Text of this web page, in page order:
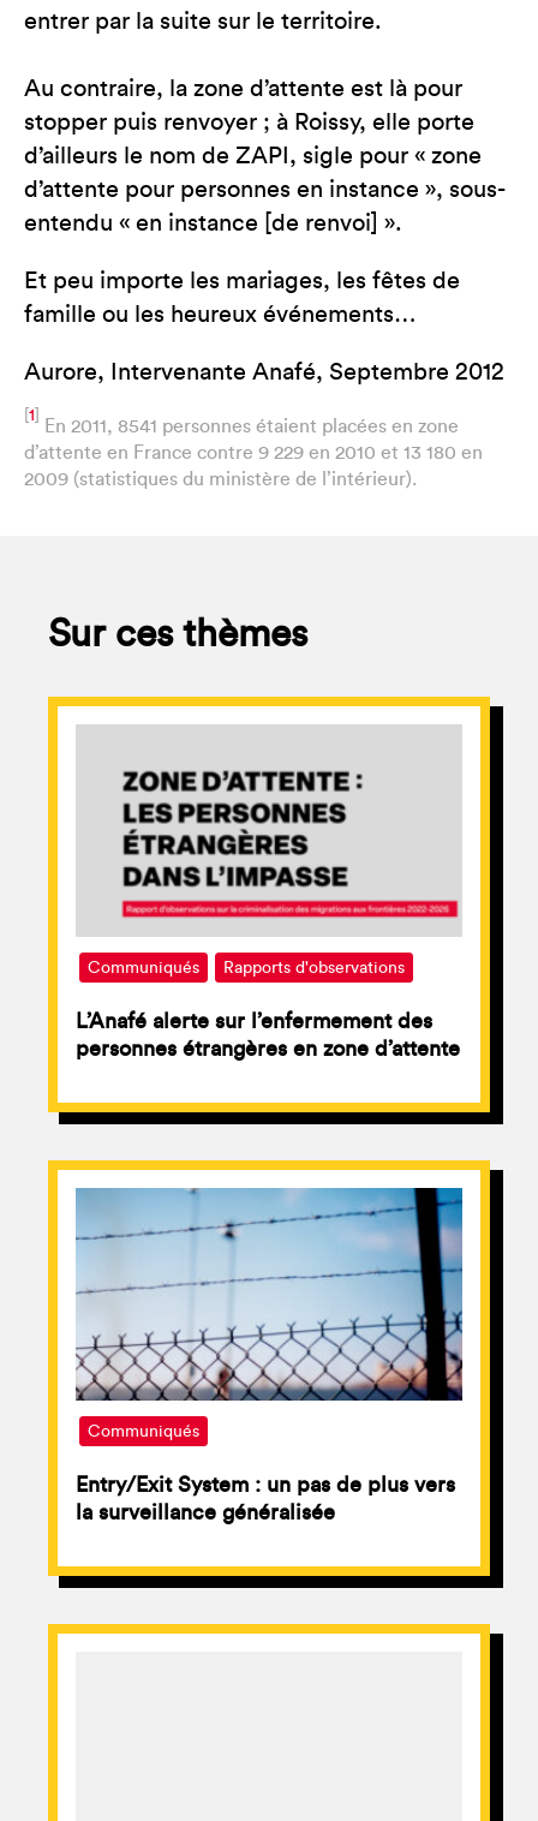
entrer par la suite sur le territoire.
Au contraire, la zone d’attente est là pour
stopper puis renvoyer ; à Roissy, elle porte
d’ailleurs le nom de ZAPI, sigle pour « zone
d’attente pour personnes en instance », sous-
entendu « en instance [de renvoi] ».
Et peu importe les mariages, les fêtes de
famille ou les heureux événements…
Aurore, Intervenante Anafé, Septembre 2012
1
En 2011, 8541 personnes étaient placées en zone
d’attente en France contre 9 229 en 2010 et 13 180 en
2009 (statistiques du ministère de l’intérieur).
Sur ces thèmes
Communiqués Rapports d'observations
L’Anafé alerte sur l’enfermement des
personnes étrangères en zone d’attente
Communiqués
Entry/Exit System : un pas de plus vers
la surveillance généralisée